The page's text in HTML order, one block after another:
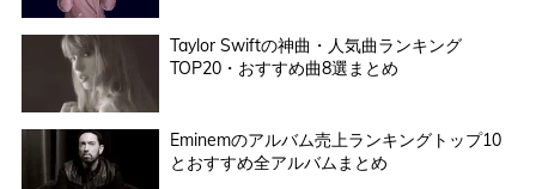
Taylor Swiftの神曲・人気曲ランキング
TOP20・おすすめ曲8選まとめ
Eminemのアルバム売上ランキングトップ10
とおすすめ全アルバムまとめ